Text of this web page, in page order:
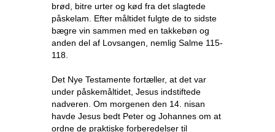
brød, bitre urter og kød fra det slagtede
påskelam. Efter måltidet fulgte de to sidste
bægre vin sammen med en takkebøn og
anden del af Lovsangen, nemlig Salme 115-
118.
Det Nye Testamente fortæller, at det var
under påskemåltidet, Jesus indstiftede
nadveren. Om morgenen den 14. nisan
havde Jesus bedt Peter og Johannes om at
ordne de praktiske forberedelser til